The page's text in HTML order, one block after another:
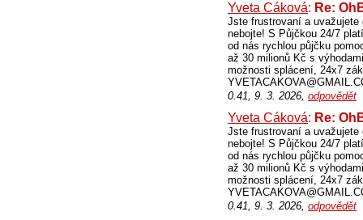
Yveta Cáková: Re:
Jste frustrovaní a uvažujete
nebojte! S Půjčkou 24/7
od nás rychlou půjčku
až 30 milionů Kč s
možnosti splácení, 24x7
0.41, 9. 3. 2026, odpovědět
Yveta Cáková: Re:
Jste frustrovaní a uvažujete
nebojte! S Půjčkou 24/7
od nás rychlou půjčku
až 30 milionů Kč s
možnosti splácení, 24x7
0.41, 9. 3. 2026, odpovědět